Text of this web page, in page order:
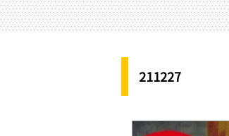
211227